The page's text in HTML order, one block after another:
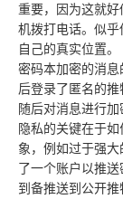
重要，因为这就
机拨打电话。似乎
自己的真实位置
密码本加密的消
后登录了匿名的
随后对消息进行
隐私的关键在于
象，例如过于强
了一个账户以推送
到备推送到公开